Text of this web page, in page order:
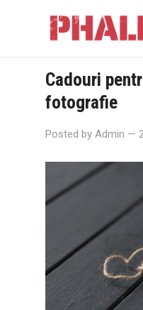
Cadouri
fotografie
Posted by Admin —